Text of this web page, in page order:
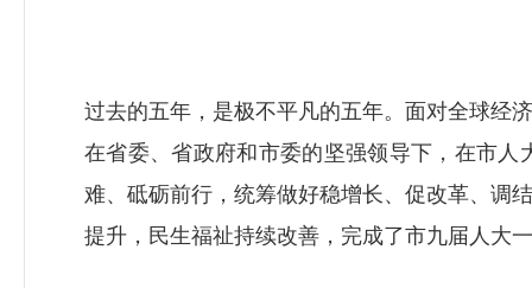
过去的五年，是极不平凡的五年。面对全球经
在省委、省政府和市委的坚强领导下，在市
难、砥砺前行，统筹做好稳增长、促改革、调
提升，民生福祉持续改善，完成了市九届人大